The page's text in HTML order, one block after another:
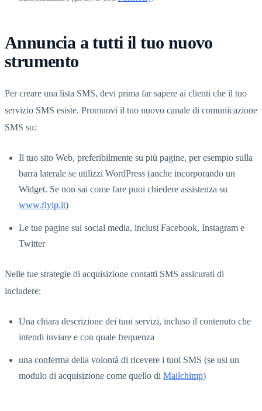
Annuncia a tutti il tuo nuovo
strumento
Per creare una lista SMS, devi prima far sapere ai clienti che il tuo
servizio SMS esiste. Promuovi il tuo nuovo canale di comunicazione
SMS su:
Il tuo sito Web, preferibilmente su più pagine, per esempio sulla
barra laterale se utilizzi WordPress (anche incorporando un
Widget. Se non sai come fare puoi chiedere assistenza su
www.flyip.it)
Le tue pagine sui social media, inclusi Facebook, Instagram e
Twitter
Nelle tue strategie di acquisizione contatti SMS assicurati di
includere:
Una chiara descrizione dei tuoi servizi, incluso il contenuto che
intendi inviare e con quale frequenza
una conferma della volontà di ricevere i tuoi SMS (se usi un
modulo di acquisizione come quello di Mailchimp)